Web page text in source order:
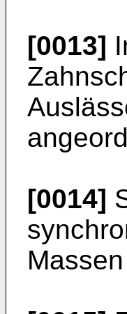
[0013]
[0014]